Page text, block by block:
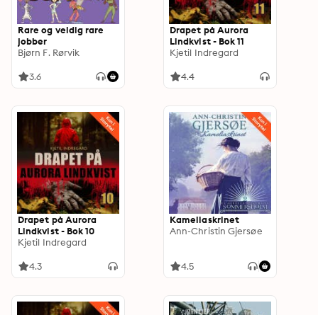
Rare og veldig rare
jobber
Bjørn F. Rørvik
3.6
Drapet på Aurora
Lindkvist - Bok 11
Kjetil Indregard
4.4
Drapet på Aurora
Lindkvist - Bok 10
Kjetil Indregard
4.3
Kameliaskrinet
Ann-Christin Gjersøe
4.5